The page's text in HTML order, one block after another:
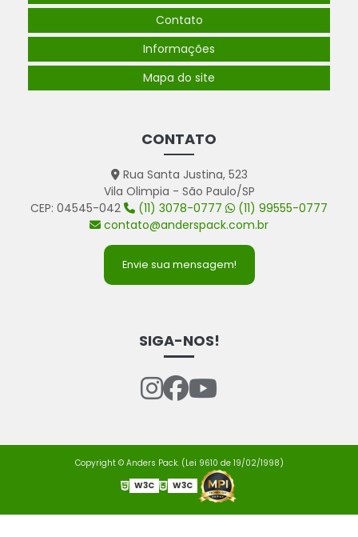
Contato
Informações
Mapa do site
CONTATO
Rua Santa Justina, 523
Vila Olimpia - São Paulo/SP
CEP: 04545-042
(11) 3078-0777
(11) 99555-0777
contato@anderspack.com.br
Envie sua mensagem!
SIGA-NOS!
Copyright © Anders Pack. (Lei 9610 de 19/02/1998)
W3C
W3C